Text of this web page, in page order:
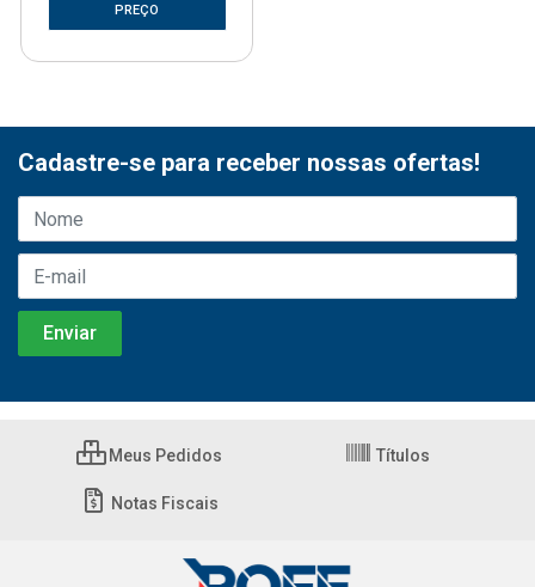
PREÇO
Cadastre-se para receber nossas ofertas!
Meus Pedidos Títulos
Notas Fiscais